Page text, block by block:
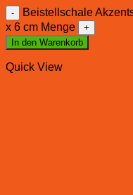
Beistellschale
x 6 cm Menge
In den Warenkorb
Quick View